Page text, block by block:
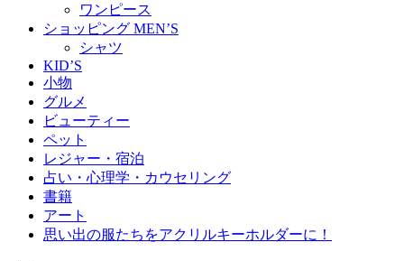
ワンピース
ショッピング MEN’S
シャツ
KID’S
小物
グルメ
ビューティー
ペット
レジャー・宿泊
占い・心理学・カウセリング
書籍
アート
思い出の服たちをアクリルキーホルダーに！